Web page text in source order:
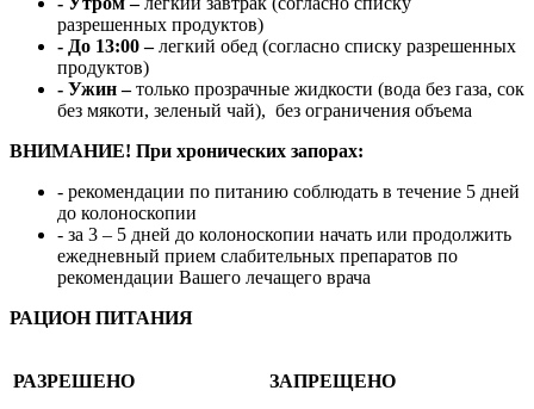
разрешенных продуктов)
- До 13:00 –легкий обед (согласно списку разрешенных
продуктов)
- Ужин –только прозрачные жидкости (вода без газа, сок
без мякоти, зеленый чай), без ограничения объема
ВНИМАНИЕ! При хронических запорах:
- рекомендации по питанию соблюдать в течение 5 дней
до колоноскопии
- за 3 – 5 дней до колоноскопии начать или продолжить
ежедневный прием слабительных препаратов по
рекомендации Вашего лечащего врача
РАЦИОН ПИТАНИЯ
РАЗРЕШЕНО ЗАПРЕЩЕНО